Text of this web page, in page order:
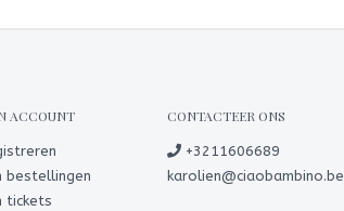
ACCOUNT
bestellingen
tickets
CONTACTEER ONS
+3211606689
karolien@ciaobambino.be